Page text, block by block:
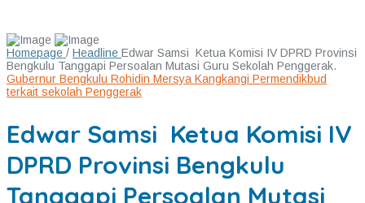
Homepage / Headline Edwar Samsi Ketua Komisi IV DPRD Provinsi
Bengkulu Tanggapi Persoalan Mutasi Guru Sekolah Penggerak.
Gubernur Bengkulu Rohidin Mersya Kangkangi Permendikbud
terkait sekolah Penggerak
Edwar Samsi Ketua Komisi IV
DPRD Provinsi Bengkulu
Tanggapi Persoalan Mutasi